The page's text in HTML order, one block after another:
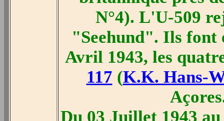
N°4). L'U-509
"Seehund". Ils font
Avril 1943, les
117 (K.K. Hans-
Du 03 Juillet 1943